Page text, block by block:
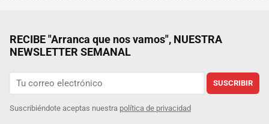
RECIBE "Arranca que nos vamos", NUESTRA
NEWSLETTER SEMANAL
SUSCRIBIR
Suscribiéndote aceptas nuestra política de privacidad